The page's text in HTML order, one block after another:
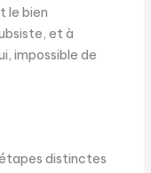
le bien
et à
impossible de
distinctes